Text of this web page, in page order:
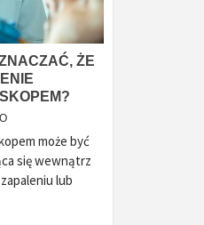
ŻE
może być
się wewnątrz
lub